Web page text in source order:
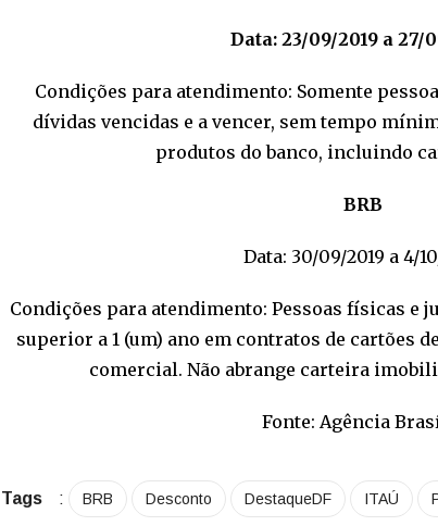
Data: 23/09/2019 a 27/
Condições para atendimento: Somente
dívidas vencidas e a vencer, sem tempo
produtos do banco, incluindo
BRB
Data: 30/09/2019 a 4/
Condições para atendimento: Pessoas físicas e
superior a 1 (um) ano em contratos de cartões
comercial. Não abrange carteira
Fonte: Agência
Tags : BRB Desconto DestaqueDF ITAÚ